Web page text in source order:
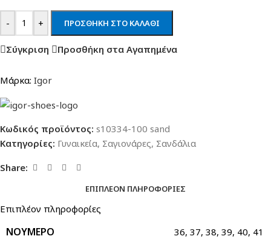
- + ΠΡΟΣΘΉΚΗ ΣΤΟ ΚΑΛΆΘΙ
Σύγκριση Προσθήκη στα Αγαπημένα
Μάρκα: Igor
Κωδικός προϊόντος: s10334-100 sand
Κατηγορίες: Γυναικεία, Σαγιονάρες, Σανδάλια
Share:
ΕΠΙΠΛΈΟΝ ΠΛΗΡΟΦΟΡΊΕΣ
Επιπλέον πληροφορίες
ΝΟΎΜΕΡΟ 36, 37, 38, 39, 40, 41